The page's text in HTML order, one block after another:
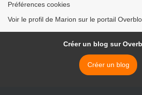
Préférences cookies
Voir le profil de Marion sur le portail
Créer un blog sur
Créer un blog